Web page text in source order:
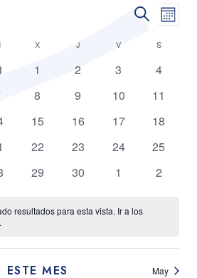
vistas
Eventos
Buscar
de
Mes
X MIÉRCOLES
J V SSÁBADO
0
1
0
2
0
3
0
4
0
8
0
9
0
10
0
11
0
15
0
16
0
17
0
18
0
22
0
23
0
24
0
25
0
29
0
30
0
1
0
2
resultados para esta vista. Ir a los
.
ESTE MES May